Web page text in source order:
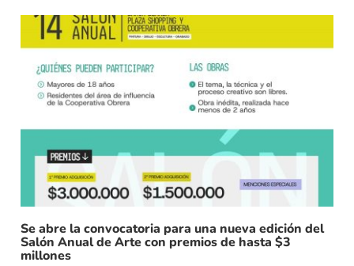
Se abre la convocatoria para una nueva edición del
Salón Anual de Arte con premios de hasta $3
millones